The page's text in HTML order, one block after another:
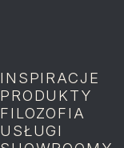
INSPIRACJE
PRODUKTY
FILOZOFIA
USŁUGI